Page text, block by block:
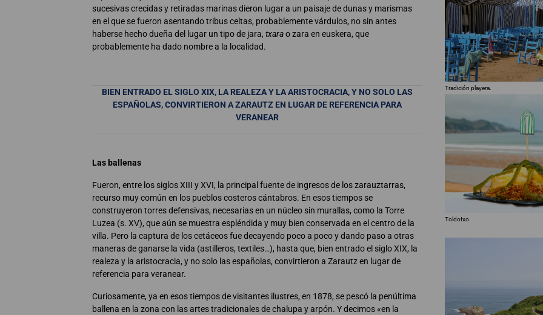
sucesivas crecidas y retiradas marinas dieron lugar a un paisaje de dunas y marismas
en el que se fueron asentando tribus celtas, probablemente várdulos, no sin antes
haberse hecho dueña del lugar un tipo de jara, txarao zara en euskera, que
probablemente ha dado nombre a la localidad.
BIEN ENTRADO EL SIGLO XIX, LA REALEZA Y LA ARISTOCRACIA, Y NO SOLO LAS
ESPAÑOLAS, CONVIRTIERON A ZARAUTZ EN LUGAR DE REFERENCIA PARA
VERANEAR
Las ballenas
Fueron, entre los siglos XIII y XVI, la principal fuente de ingresos de los zarauztarras,
recurso muy común en los pueblos costeros cántabros. En esos tiempos se
construyeron torres defensivas, necesarias en un núcleo sin murallas, como la Torre
Luzea (s. XV), que aún se muestra espléndida y muy bien conservada en el centro de la
villa. Pero la captura de los cetáceos fue decayendo poco a poco y dando paso a otras
maneras de ganarse la vida (astilleros, textiles…), hasta que, bien entrado el siglo XIX, la
realeza y la aristocracia, y no solo las españolas, convirtieron a Zarautz en lugar de
referencia para veranear.
Curiosamente, ya en esos tiempos de visitantes ilustres, en 1878, se pescó la penúltima
ballena en la zona con las artes tradicionales de chalupa y arpón. Y decimos «en la
Tradición playera.
Toldotxo.